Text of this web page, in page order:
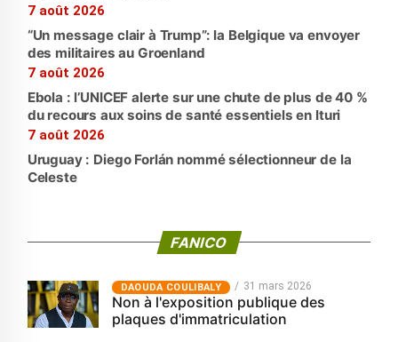
7 août 2026
“Un message clair à Trump”: la Belgique va envoyer
des militaires au Groenland
7 août 2026
Ebola : l’UNICEF alerte sur une chute de plus de 40 %
du recours aux soins de santé essentiels en Ituri
7 août 2026
Uruguay : Diego Forlán nommé sélectionneur de la
Celeste
FANICO
‎DAOUDA COULIBALY 31 mars 2026
Non à l'exposition publique des
plaques d'immatriculation